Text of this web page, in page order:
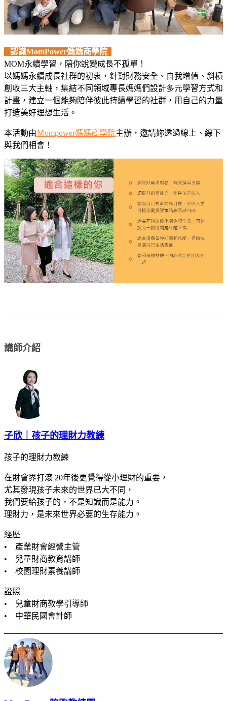
認識MomPower媽媽商學院
MOM永續學習，陪你蛻變成長不孤單！
以媽媽永續成長社群的初衷，針對財務安全、自我增值、斜槓
創收三大主軸，集結不同領域專長媽媽們設計多元學習方式和
計畫，建立一個能夠陪伴彼此持續學習的社群，用自己的力量
打造美好理想生活。
本活動由 Ｍompower媽媽商學院主辦，邀請妳透過線上、線下
與我們相會！
講師介紹
子欣｜孩子的理財力教練
孩子的理財力教練
在財會界打滾 20年後更覺得從小理財的重要，
尤其發現孩子未來的世界已大不同，
我們要給孩子的，不是知識而是能力。
理財力，是未來世界必要的生存能力。
經歷
• 產業財會經營主管
• 兒童財商教育講師
• 校園理財素養講師
證照
• 兒童財商教學引導師
• 中華民國會計師